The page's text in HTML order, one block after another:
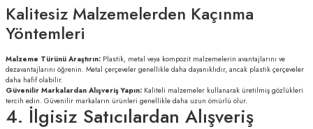
Kalitesiz Malzemelerden Kaçınma
Yöntemleri
Malzeme Türünü Araştırın: Plastik, metal veya kompozit malzemelerin avantajlarını ve
dezavantajlarını öğrenin. Metal çerçeveler genellikle daha dayanıklıdır, ancak plastik çerçeveler
daha hafif olabilir.
Güvenilir Markalardan Alışveriş Yapın: Kaliteli malzemeler kullanarak üretilmiş gözlükleri
tercih edin. Güvenilir markaların ürünleri genellikle daha uzun ömürlü olur.
4. İlgisiz Satıcılardan Alışveriş